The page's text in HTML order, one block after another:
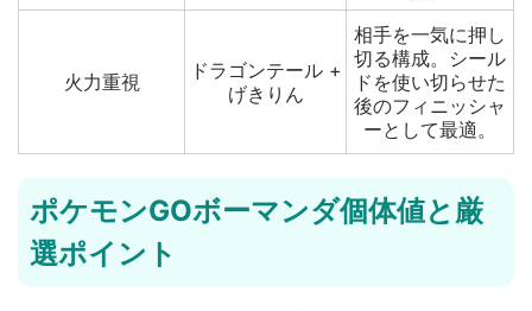
火力重視
ドラゴンテール +
げきりん
相手を一気に押し
切る構成。シール
ドを使い切らせた
後のフィニッシャ
ーとして最適。
ポケモンGOボーマンダ個体値と厳
選ポイント